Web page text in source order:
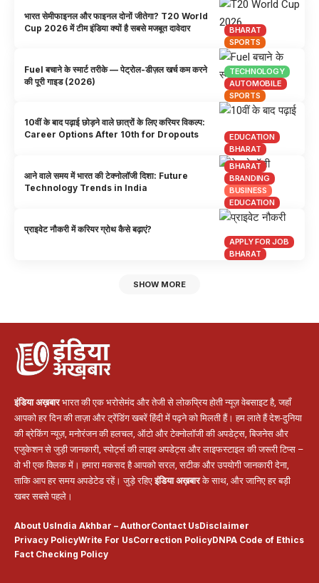
BHARAT
SPORTS
भारत सेमीफाइनल और फाइनल दोनों जीतेगा? T20 World
Cup 2026 में टीम इंडिया क्यों है सबसे मजबूत दावेदार
TECHNOLOGY
AUTOMOBILE
SPORTS
Fuel बचाने के स्मार्ट तरीके — पेट्रोल-डीज़ल खर्च कम करने
की पूरी गाइड (2026)
EDUCATION
BHARAT
10वीं के बाद पढ़ाई छोड़ने वाले छात्रों के लिए करियर विकल्प:
Career Options After 10th for Dropouts
BHARAT
BRANDING
BUSINESS
EDUCATION
आने वाले समय में भारत की टेक्नोलॉजी दिशा: Future
Technology Trends in India
APPLY FOR JOB
BHARAT
प्राइवेट नौकरी में करियर ग्रोथ कैसे बढ़ाएं?
SHOW MORE
इंडिया अख़बारभारत की एक भरोसेमंद और तेजी से लोकप्रिय होती न्यूज़ वेबसाइट है, जहाँ
आपको हर दिन की ताज़ा और ट्रेंडिंग खबरें हिंदी में पढ़ने को मिलती हैं। हम लाते हैं देश-दुनिया
की ब्रेकिंग न्यूज़, मनोरंजन की हलचल, ऑटो और टेक्नोलॉजी की अपडेट्स, बिजनेस और
एजुकेशन से जुड़ी जानकारी, स्पोर्ट्स की लाइव अपडेट्स और लाइफस्टाइल की जरूरी टिप्स –
वो भी एक क्लिक में। हमारा मकसद है आपको सरल, सटीक और उपयोगी जानकारी देना,
ताकि आप हर समय अपडेटेड रहें। जुड़े रहिएइंडिया अख़बारके साथ, और जानिए हर बड़ी
खबर सबसे पहले।
About UsIndia Akhbar – AuthorContact UsDisclaimer
Privacy PolicyWrite For UsCorrection PolicyDNPA Code of Ethics
Fact Checking Policy